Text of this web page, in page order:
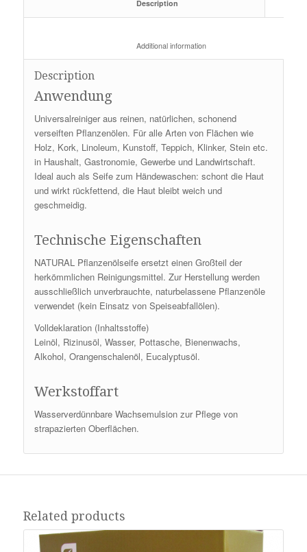
						Additional information
Description
Anwendung
Universalreiniger aus reinen, natürlichen, schonend
verseiften Pflanzenölen. Für alle Arten von Flächen wie
Holz, Kork, Linoleum, Kunstoff, Teppich, Klinker, Stein etc.
in Haushalt, Gastronomie, Gewerbe und Landwirtschaft.
Ideal auch als Seife zum Händewaschen: schont die Haut
und wirkt rückfettend, die Haut bleibt weich und
geschmeidig.
Technische Eigenschaften
NATURAL Pflanzenölseife ersetzt einen Großteil der
herkömmlichen Reinigungsmittel. Zur Herstellung werden
ausschließlich unverbrauchte, naturbelassene Pflanzenöle
verwendet (kein Einsatz von Speiseabfallölen).
Volldeklaration (Inhaltsstoffe)
Leinöl, Rizinusöl, Wasser, Pottasche, Bienenwachs,
Alkohol, Orangenschalenöl, Eucalyptusöl.
Werkstoffart
Wasserverdünnbare Wachsemulsion zur Pflege von
strapazierten Oberflächen.
Related products